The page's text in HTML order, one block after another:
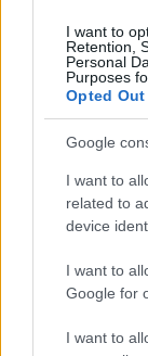
I want to
Retention,
Personal
Purposes
Opted Out
Google
I want to
related to
device
I want to
Google for
I want to
παιδιά
δόντια,
σκληρά.
μόνιμα.
για
καιρό,